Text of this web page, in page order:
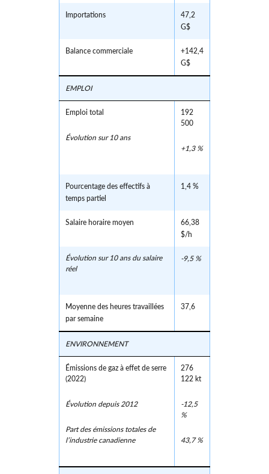
Importations
47,2
G$
Balance commerciale
+142,4
G$
EMPLOI
Emploi total
Évolution sur 10 ans
192
500
+1,3 %
Pourcentage des effectifs à
temps partiel
1,4 %
Salaire horaire moyen
66,38
$/h
Évolution sur 10 ans du salaire
réel
-9,5 %
Moyenne des heures travaillées
par semaine
37,6
ENVIRONNEMENT
Émissions de gaz à effet de serre
(2022)
Évolution depuis 2012
Part des émissions totales de
l’industrie canadienne
276
122 kt
-12,5
%
43,7 %